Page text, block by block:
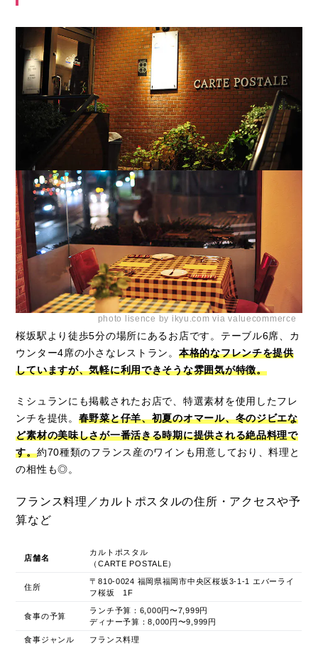
photo lisence by ikyu.com via valuecommerce
桜坂駅より徒歩5分の場所にあるお店です。テーブル6席、カ
ウンター4席の小さなレストラン。 本格的なフレンチを提供
していますが、気軽に利用できそうな雰囲気が特徴。
ミシュランにも掲載されたお店で、特選素材を使用したフレ
ンチを提供。 春野菜と仔羊、初夏のオマール、冬のジビエな
ど素材の美味しさが一番活きる時期に提供される絶品料理で
す。約70種類のフランス産のワインも用意しており、料理と
の相性も◎。
フランス料理／カルトポスタルの住所・アクセスや予
算など
店舗名
カルトポスタル
（CARTE POSTALE）
住所
〒810-0024 福岡県福岡市中央区桜坂3-1-1 エバーライ
フ桜坂 1F
食事の予算
ランチ予算：6,000円〜7,999円
ディナー予算：8,000円〜9,999円
食事ジャンル フランス料理